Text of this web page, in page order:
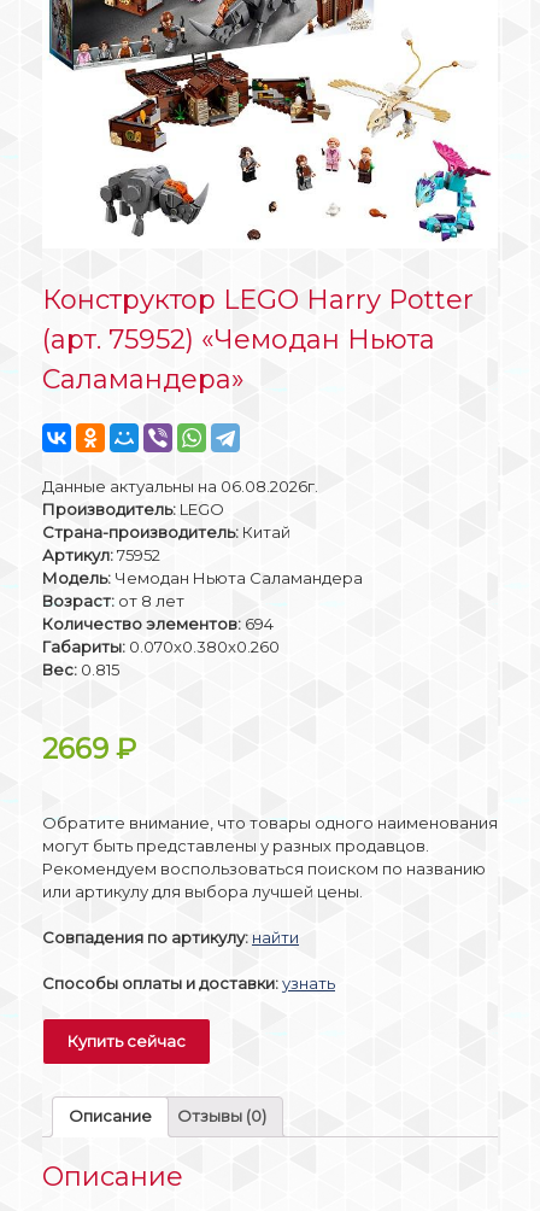
Конструктор LEGO Harry Potter
(арт. 75952) «Чемодан Ньюта
Саламандера»
Данные актуальны на 06.08.2026г.
Производитель: LEGO
Страна-производитель: Китай
Артикул:75952
Модель: Чемодан Ньюта Саламандера
Возраст: от 8 лет
Количество элементов: 694
Габариты: 0.070x0.380x0.260
Вес: 0.815
2669 ₽
Обратите внимание, что товары одного наименования
могут быть представлены у разных продавцов.
Рекомендуем воспользоваться поиском по названию
или артикулу для выбора лучшей цены.
Совпадения по артикулу: найти
Способы оплаты и доставки:узнать
Купить сейчас
Описание Отзывы (0)
Описание